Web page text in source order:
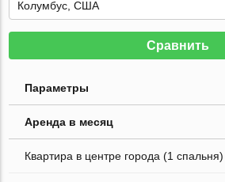
Сравнить
Параметры
Аренда в месяц
Квартира в центре города (1 спальня)